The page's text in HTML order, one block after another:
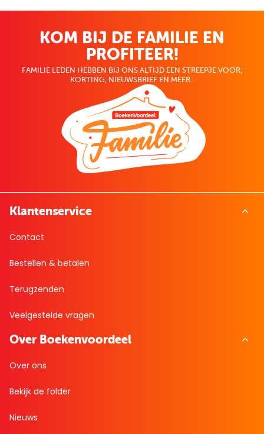
KOM BIJ DE FAMILIE EN
PROFITEER!
FAMILIE LEDEN HEBBEN BIJ ONS ALTIJD EEN STREEPJE VOOR;
KORTING, NIEUWSBRIEF EN MEER..
Klantenservice
Contact
Bestellen & betalen
Terugzenden
Veelgestelde vragen
Over Boekenvoordeel
Over ons
Bekijk de folder
Nieuws